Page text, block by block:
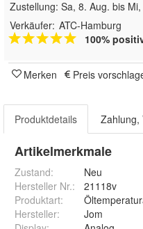
Zustellung: Sa, 8. Aug. bis
Verkäufer: ATC-Hamburg
100%
Merken Preis
Produktdetails Zahlung,
Artikelmerkmale
Zustand:
Neu
Hersteller Nr.:
21118v
Produktart:
Hersteller:
Jom